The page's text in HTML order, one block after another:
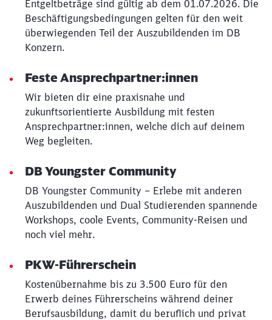
Entgeltbeträge sind gültig ab dem 01.07.2026. Die
Beschäftigungsbedingungen gelten für den weit
überwiegenden Teil der Auszubildenden im DB
Konzern.
Feste Ansprechpartner:innen
Wir bieten dir eine praxisnahe und
zukunftsorientierte Ausbildung mit festen
Ansprechpartner:innen, welche dich auf deinem
Weg begleiten.
DB Youngster Community
DB Youngster Community – Erlebe mit anderen
Auszubildenden und Dual Studierenden spannende
Workshops, coole Events, Community-Reisen und
noch viel mehr.
PKW-Führerschein
Kostenübernahme bis zu 3.500 Euro für den
Erwerb deines Führerscheins während deiner
Berufsausbildung, damit du beruflich und privat